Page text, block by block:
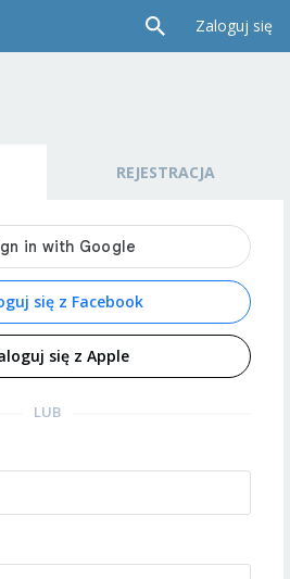
Zaloguj się
REJESTRACJA
się z Facebook
się z Apple
LUB